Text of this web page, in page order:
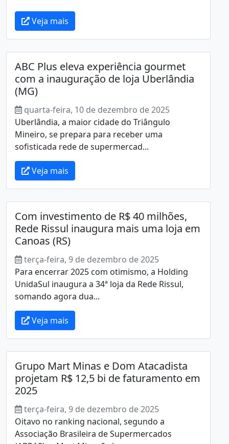
Veja mais
ABC Plus eleva experiência gourmet
com a inauguração de loja Uberlândia
(MG)
quarta-feira, 10 de dezembro de 2025
Uberlândia, a maior cidade do Triângulo
Mineiro, se prepara para receber uma
sofisticada rede de supermercad...
Veja mais
Com investimento de R$ 40 milhões,
Rede Rissul inaugura mais uma loja em
Canoas (RS)
terça-feira, 9 de dezembro de 2025
Para encerrar 2025 com otimismo, a Holding
UnidaSul inaugura a 34ª loja da Rede Rissul,
somando agora dua...
Veja mais
Grupo Mart Minas e Dom Atacadista
projetam R$ 12,5 bi de faturamento em
2025
terça-feira, 9 de dezembro de 2025
Oitavo no ranking nacional, segundo a
Associação Brasileira de Supermercados